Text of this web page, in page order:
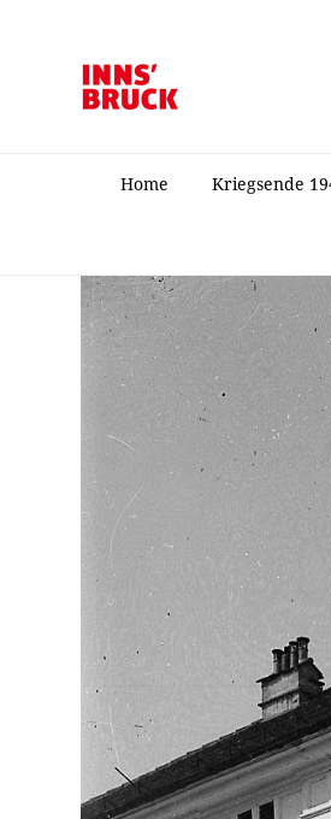
Home Kriegsende